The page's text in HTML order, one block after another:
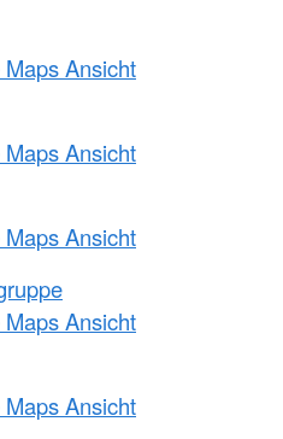
Ansicht
Ansicht
Ansicht
Ansicht
Ansicht